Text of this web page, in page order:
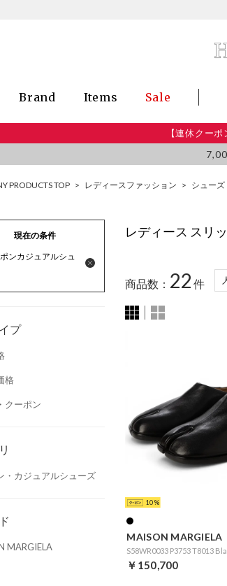
Brand Items Sale
【連休クー
PRODUCTS TOP > レディースファッション > シューズ
現在の条件
ンカジュアルシュ
プ
格
クーポン
・カジュアルシューズ
MARGIELA
レディース スリ
商品数： 22 件
10
MAISON MARGIELA
S58WR0033 P3753 T8013
￥150,700